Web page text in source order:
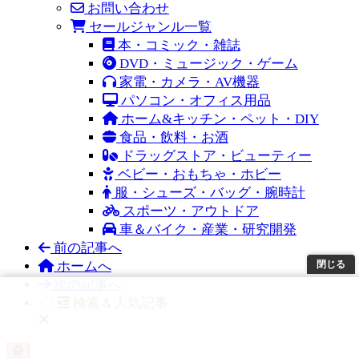
閉じる
お問い合わせ
セールジャンル一覧
本・コミック・雑誌
DVD・ミュージック・ゲーム
家電・カメラ・AV機器
パソコン・オフィス用品
ホーム&キッチン・ペット・DIY
食品・飲料・お酒
ドラッグストア・ビューティー
ベビー・おもちゃ・ホビー
服・シューズ・バッグ・腕時計
スポーツ・アウトドア
車＆バイク・産業・研究開発
前の記事へ
ホームへ